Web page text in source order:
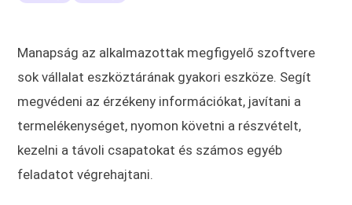
Manapság az alkalmazottak megfigyelő szoftvere
sok vállalat eszköztárának gyakori eszköze. Segít
megvédeni az érzékeny információkat, javítani a
termelékenységet, nyomon követni a részvételt,
kezelni a távoli csapatokat és számos egyéb
feladatot végrehajtani.